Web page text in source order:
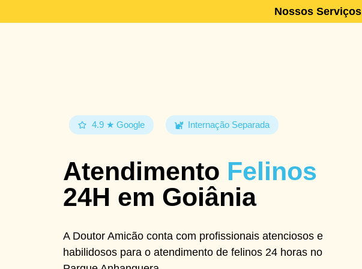
Nossos Serviços
4.9 ★ Google Internação Separada
Atendimento Felinos
24H em Goiânia
A Doutor Amicão conta com profissionais atenciosos e
habilidosos para o atendimento de felinos 24 horas no